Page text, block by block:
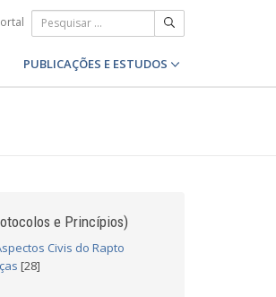
PUBLICAÇÕES E ESTUDOS
e Princípios)
Civis do Rapto
[28]